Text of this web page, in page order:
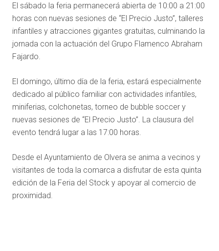
El sábado la feria permanecerá abierta de 10:00 a 21:00
horas con nuevas sesiones de “El Precio Justo”, talleres
infantiles y atracciones gigantes gratuitas, culminando la
jornada con la actuación del Grupo Flamenco Abraham
Fajardo.
El domingo, último día de la feria, estará especialmente
dedicado al público familiar con actividades infantiles,
miniferias, colchonetas, torneo de bubble soccer y
nuevas sesiones de “El Precio Justo”. La clausura del
evento tendrá lugar a las 17:00 horas.
Desde el Ayuntamiento de Olvera se anima a vecinos y
visitantes de toda la comarca a disfrutar de esta quinta
edición de la Feria del Stock y apoyar al comercio de
proximidad.